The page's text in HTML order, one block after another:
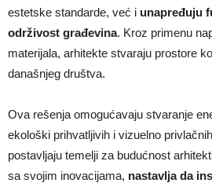
estetske standarde, već i unapređuju
održivost građevina. Kroz primenu
materijala, arhitekte stvaraju prostore
današnjeg društva.
Ova rešenja omogućavaju stvaranje
ekološki prihvatljivih i vizuelno
postavljaju temelji za budućnost
sa svojim inovacijama, nastavlja da